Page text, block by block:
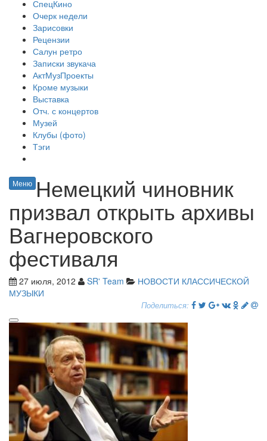
СпецКино
Очерк недели
Зарисовки
Рецензии
Салун ретро
Записки звукача
АктМузПроекты
Кроме музыки
Выставка
Отч. с концертов
Музей
Клубы (фото)
Тэги
Меню Немецкий чиновник
призвал открыть архивы
Вагнеровского
фестиваля
27 июля, 2012 SR' Team
НОВОСТИ КЛАССИЧЕСКОЙ
МУЗЫКИ
Поделиться: